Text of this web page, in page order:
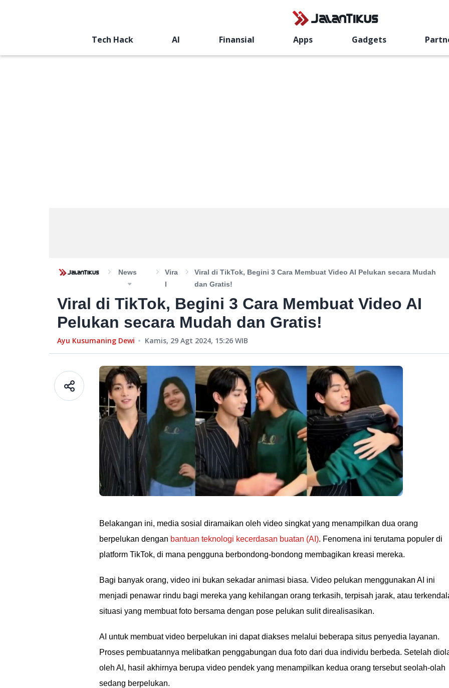
Tech Hack AI Finansial Apps Gadgets
News
Vira
L
Viral di TikTok, Begini 3 Cara Membuat Video AI Pelukan secara Mudah
dan Gratis!
Viral di TikTok, Begini 3 Cara Membuat Video AI
Pelukan secara Mudah dan Gratis!
Ayu Kusumaning Dewi Kamis, 29 Agt 2024, 15:26 WIB
Belakangan ini, media sosial diramaikan oleh video singkat yang menampilkan dua orang
berpelukan dengan bantuan teknologi kecerdasan buatan (AI). Fenomena ini terutama populer di
platform TikTok, di mana pengguna berbondong-bondong membagikan kreasi mereka.
Bagi banyak orang, video ini bukan sekadar animasi biasa. Video pelukan menggunakan AI ini
menjadi penawar rindu bagi mereka yang kehilangan orang terkasih, terpisah jarak, atau
situasi yang membuat foto bersama dengan pose pelukan sulit direalisasikan.
AI untuk membuat video berpelukan ini dapat diakses melalui beberapa situs penyedia layanan.
Proses pembuatannya melibatkan penggabungan dua foto dari dua individu berbeda. Setelah
oleh AI, hasil akhirnya berupa video pendek yang menampilkan kedua orang tersebut seolah-olah
sedang berpelukan.